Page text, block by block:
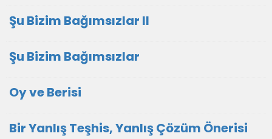
Şu Bizim Bağımsızlar II
Şu Bizim Bağımsızlar
Oy ve Berisi
Bir Yanlış Teşhis, Yanlış Çözüm Önerisi